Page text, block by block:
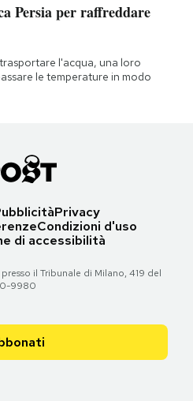
Persia per raffreddare
l'acqua, una loro
le temperature in modo
Privacy
Condizioni d'uso
di accessibilità
il Tribunale di Milano, 419 del
9980